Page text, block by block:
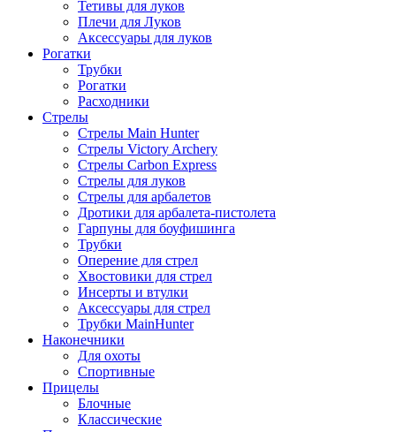
Тетивы для луков
Плечи для Луков
Аксессуары для луков
Рогатки
Трубки
Рогатки
Расходники
Стрелы
Стрелы Main Hunter
Стрелы Victory Archery
Стрелы Carbon Express
Стрелы для луков
Стрелы для арбалетов
Дротики для арбалета-пистолета
Гарпуны для боуфишинга
Трубки
Оперение для стрел
Хвостовики для стрел
Инсерты и втулки
Аксессуары для стрел
Трубки MainHunter
Наконечники
Для охоты
Спортивные
Прицелы
Блочные
Классические